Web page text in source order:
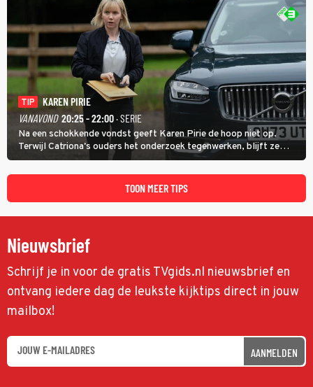
TIP
KAREN PIRIE
VANAVOND 20:25 - 22:00· SERIE
Na een schokkende vondst geeft Karen Pirie de hoop niet op.
Terwijl Catriona's ouders het onderzoek tegenwerken, blijft ze
speuren naar Adam. In deze slotaflevering van Karen Pirie leidt het
spoor via Frankrijk en Italië naar Malta.
TOON MEER TIPS
Nieuwsbrief
Schrijf je in voor de gratis TVgids.nl nieuwsbrief en
ontvang iedere dag de leukste kijktips direct in jouw
mailbox!
AANMELDEN